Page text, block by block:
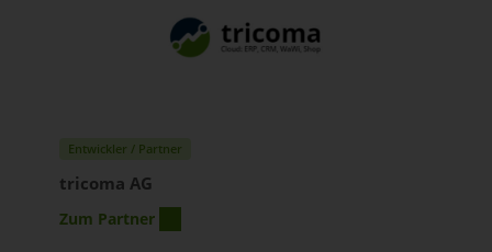
Entwickler / Partner
tricoma AG
Zum Partner